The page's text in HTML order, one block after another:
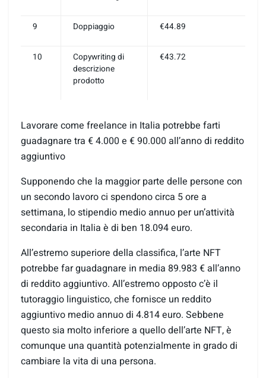
9 Doppiaggio €44.89
10
Copywriting di
descrizione
prodotto
€43.72
Lavorare come freelance in Italia potrebbe farti
guadagnare tra € 4.000 e € 90.000 all’anno di reddito
aggiuntivo
Supponendo che la maggior parte delle persone con
un secondo lavoro ci spendono circa 5 ore a
settimana, lo stipendio medio annuo per un’attività
secondaria in Italia è di ben 18.094 euro.
All’estremo superiore della classifica, l’arte NFT
potrebbe far guadagnare in media 89.983 € all’anno
di reddito aggiuntivo. All’estremo opposto c’è il
tutoraggio linguistico, che fornisce un reddito
aggiuntivo medio annuo di 4.814 euro. Sebbene
questo sia molto inferiore a quello dell’arte NFT, è
comunque una quantità potenzialmente in grado di
cambiare la vita di una persona.